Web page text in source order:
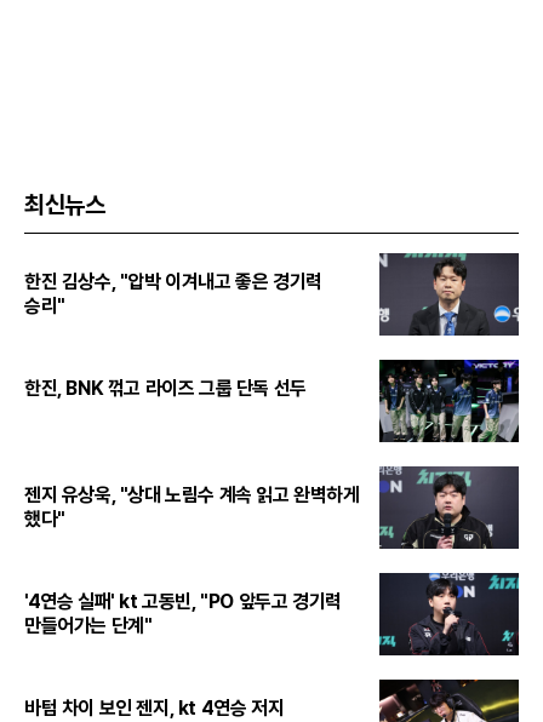
최신뉴스
한진 김상수, "압박 이겨내고 좋은 경기력
승리"
한진, BNK 꺾고 라이즈 그룹 단독 선두
젠지 유상욱, "상대 노림수 계속 읽고 완벽하게
했다"
'4연승 실패' kt 고동빈, "PO 앞두고 경기력
만들어가는 단계"
바텀 차이 보인 젠지, kt 4연승 저지